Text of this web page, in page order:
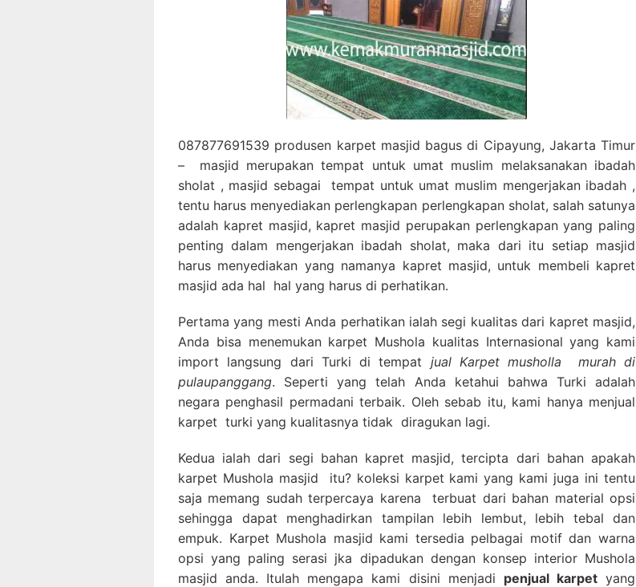
087877691539 produsen karpet masjid bagus di Cipayung, Jakarta Timur
– masjid merupakan tempat untuk umat muslim melaksanakan ibadah
sholat , masjid sebagai tempat untuk umat muslim mengerjakan ibadah ,
tentu harus menyediakan perlengkapan perlengkapan sholat, salah satunya
adalah kapret masjid, kapret masjid perupakan perlengkapan yang paling
penting dalam mengerjakan ibadah sholat, maka dari itu setiap masjid
harus menyediakan yang namanya kapret masjid, untuk membeli kapret
masjid ada hal hal yang harus di perhatikan.
Pertama yang mesti Anda perhatikan ialah segi kualitas dari kapret masjid,
Anda bisa menemukan karpet Mushola kualitas Internasional yang kami
import langsung dari Turki di tempat jual Karpet musholla
murah di
pulaupanggang. Seperti yang telah Anda ketahui bahwa Turki adalah
negara penghasil permadani terbaik. Oleh sebab itu, kami hanya menjual
karpet turki yang kualitasnya tidak diragukan lagi.
Kedua ialah dari segi bahan kapret masjid, tercipta dari bahan apakah
karpet Mushola masjid itu? koleksi karpet kami yang kami juga ini tentu
saja memang sudah terpercaya karena terbuat dari bahan material opsi
sehingga dapat menghadirkan tampilan lebih lembut, lebih tebal dan
empuk. Karpet Mushola masjid kami tersedia pelbagai motif dan warna
opsi yang paling serasi jka dipadukan dengan konsep interior Mushola
masjid anda. Itulah mengapa kami disini menjadi penjual karpetyang